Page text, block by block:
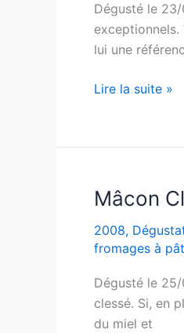
Dégusté le
lui une
Mâcon
Cuvée
« Quintaine »
–
Domaine
de
Bongran
–
Lire la suite »
Mâcon
2008,
fromages à
Dégusté le
clessé. Si, en
du miel et